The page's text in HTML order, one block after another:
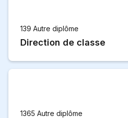
139 Autre diplôme
Direction de classe
1365 Autre diplôme